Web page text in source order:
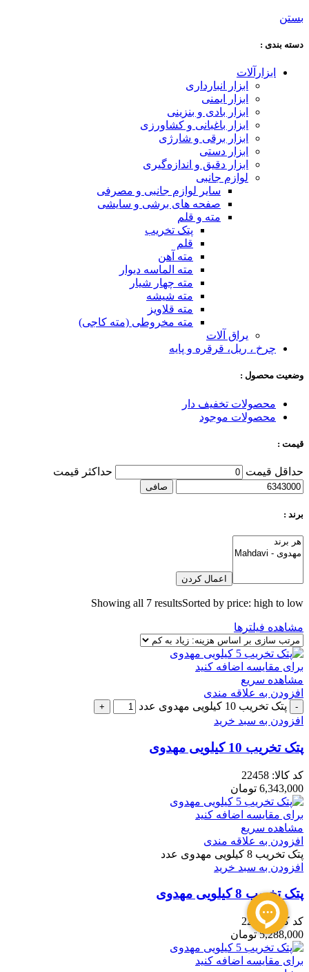
بستن
دسته‌ بندی :
ابزارآلات
ابزار انبارداری
ابزار ایمنی
ابزار بادی و بنزینی
ابزار باغبانی و کشاورزی
ابزار برقی و شارژی
ابزار دستی
ابزار دقیق و اندازه‌گیری
لوازم جانبی
سایر لوازم جانبی و مصرفی
صفحه های برشی و سایشی
مته و قلم
پتک تخریب
قلم
مته آهن
مته الماسه دیوار
مته چهار شیار
مته شیشه
مته قلاویز
مته مخروطی (مته کاجی)
یراق آلات
چرخ ، ریل، قرقره و پایه
وضعیت محصول :
محصولات تخفیف دار
محصولات موجود
قیمت :
حداقل قیمت حداكثر قيمت
صافی
برند :
اعمال کردن
Showing all 7 resultsSorted by price: high to low
مشاهده فیلترها
برای مقایسه اضافه کنید
مشاهده سریع
افزودن به علاقه مندی
پتک تخریب 10 کیلویی مهدوی عدد
افزودن به سبد خرید
پتک تخریب 10 کیلویی مهدوی
کد کالا: 22458
6,343,000 تومان
برای مقایسه اضافه کنید
مشاهده سریع
افزودن به علاقه مندی
پتک تخریب 8 کیلویی مهدوی عدد
افزودن به سبد خرید
پتک تخریب 8 کیلویی مهدوی
کد کالا:22457
5,288,000 تومان
برای مقایسه اضافه کنید